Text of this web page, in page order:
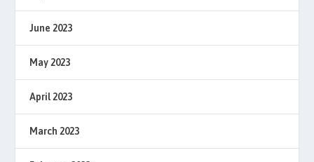
June 2023
May 2023
April 2023
March 2023